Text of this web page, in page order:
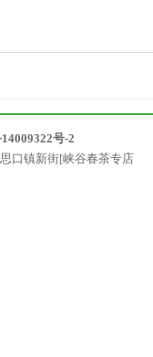
号-2
口镇新街[峡谷春茶专店